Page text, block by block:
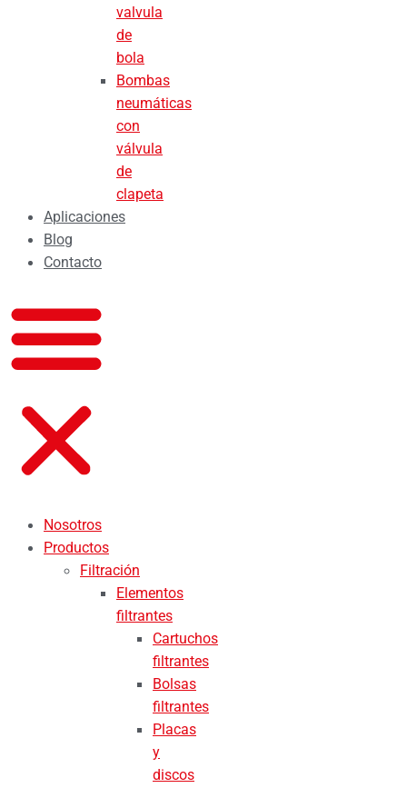
valvula
de
bola
Bombas
neumáticas
con
válvula
de
clapeta
Aplicaciones
Blog
Contacto
Nosotros
Productos
Filtración
Elementos
filtrantes
Cartuchos
filtrantes
Bolsas
filtrantes
Placas
y
discos